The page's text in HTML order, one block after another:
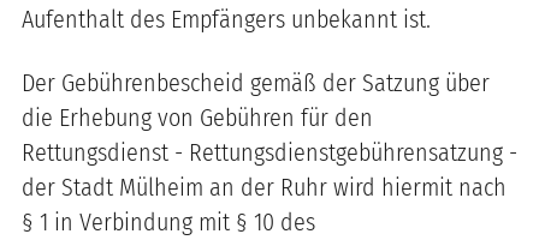
Aufenthalt des Empfängers unbekannt ist.
Der Gebührenbescheid gemäß der Satzung über
die Erhebung von Gebühren für den
Rettungsdienst - Rettungsdienstgebührensatzung -
der Stadt Mülheim an der Ruhr wird hiermit nach
§ 1 in Verbindung mit § 10 des